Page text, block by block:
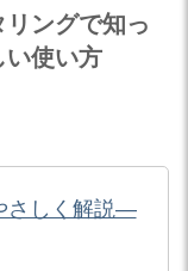
ングで知っ
い使い方
さしく解説—